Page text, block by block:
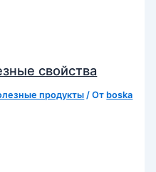
свойства
продукты / От boska